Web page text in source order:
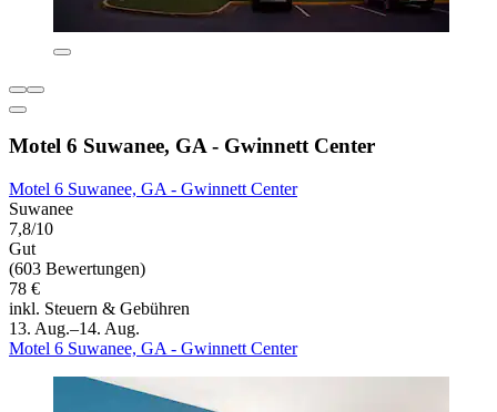
Motel 6 Suwanee, GA - Gwinnett Center
Motel 6 Suwanee, GA - Gwinnett Center
Suwanee
7,8/10
Gut
(603 Bewertungen)
78 €
inkl. Steuern & Gebühren
13. Aug.–14. Aug.
Motel 6 Suwanee, GA - Gwinnett Center